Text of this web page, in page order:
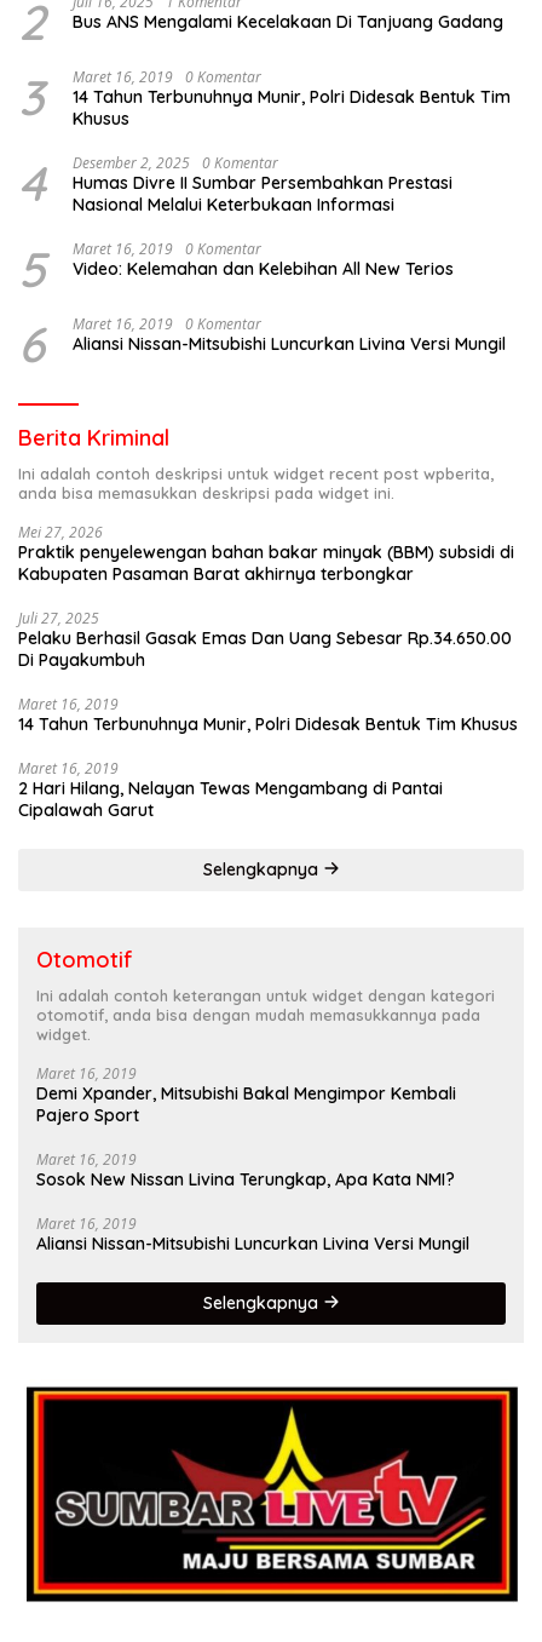
2 Bus ANS Mengalami Kecelakaan Di Tanjuang Gadang
3 Maret 16, 2019 0 Komentar
14 Tahun Terbunuhnya Munir, Polri Didesak Bentuk Tim
Khusus
4 Desember 2, 2025 0 Komentar
Humas Divre II Sumbar Persembahkan Prestasi
Nasional Melalui Keterbukaan Informasi
5 Maret 16, 2019 0 Komentar
Video: Kelemahan dan Kelebihan All New Terios
6 Maret 16, 2019 0 Komentar
Aliansi Nissan-Mitsubishi Luncurkan Livina Versi Mungil
Berita Kriminal
Ini adalah contoh deskripsi untuk widget recent post wpberita,
anda bisa memasukkan deskripsi pada widget ini.
Mei 27, 2026
Praktik penyelewengan bahan bakar minyak (BBM) subsidi di
Kabupaten Pasaman Barat akhirnya terbongkar
Juli 27, 2025
Pelaku Berhasil Gasak Emas Dan Uang Sebesar Rp.34.650.00
Di Payakumbuh
Maret 16, 2019
14 Tahun Terbunuhnya Munir, Polri Didesak Bentuk Tim Khusus
Maret 16, 2019
2 Hari Hilang, Nelayan Tewas Mengambang di Pantai
Cipalawah Garut
Selengkapnya
Otomotif
Ini adalah contoh keterangan untuk widget dengan kategori
otomotif, anda bisa dengan mudah memasukkannya pada
widget.
Maret 16, 2019
Demi Xpander, Mitsubishi Bakal Mengimpor Kembali
Pajero Sport
Maret 16, 2019
Sosok New Nissan Livina Terungkap, Apa Kata NMI?
Maret 16, 2019
Aliansi Nissan-Mitsubishi Luncurkan Livina Versi Mungil
Selengkapnya